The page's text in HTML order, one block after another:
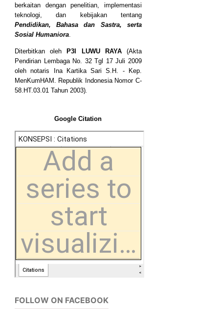
berkaitan dengan penelitian, implementasi
teknologi, dan kebijakan tentang
Pendidikan, Bahasa dan Sastra, serta
Sosial Humaniora.
Diterbitkan olehP3I LUWU RAYA(Akta
Pendirian Lembaga No. 32 Tgl 17 Juli 2009
oleh notaris Ina Kartika Sari S.H. - Kep.
MenKumHAM. Republik Indonesia Nomor C-
58.HT.03.01 Tahun 2003)
Google Citation
FOLLOW ON FACEBOOK